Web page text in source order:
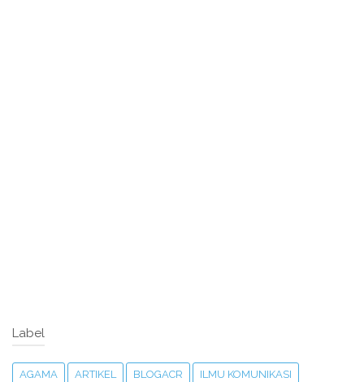
Label
AGAMA ARTIKEL BLOGACR ILMU KOMUNIKASI